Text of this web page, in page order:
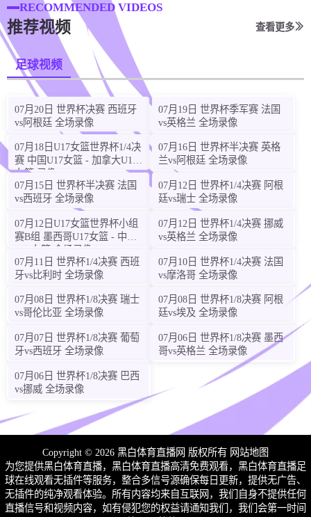
日职联
大阪樱花
-13: 47 : 53 即将开始
日职联
2026-08-08
18:00
柏太阳神 0 0 水户蜀葵
-13 47 53 即将开始
2026-08-08
18:00
名古屋鲸
-13: 47 : 53 即将开始
日职联
2026-08-08
18:00
东京FC 0 町田泽维
-13 : 47 : 53 即将开始
日职联
2026-08-08
福冈黄蜂 0 : 0 神户胜利
-13: 47 : 53 即将开始
日职乙
2026-08-08
RECOMMENDED VIDEOS
推荐视频 查看更多
足球视频
07月20日 世界杯决赛 西班牙
vs阿根廷 全场录像
07月19日 世界杯季军赛 法国
vs英格兰 全场录像
07月18日U17女篮世界杯1/4决
赛 中国U17女篮 - 加拿大U17
女篮 录像
07月16日 世界杯半决赛 英格
兰vs阿根廷 全场录像
07月15日 世界杯半决赛 法国
vs西班牙 全场录像
07月12日 世界杯1/4决赛 阿根
廷vs瑞士 全场录像
07月12日U17女篮世界杯小组
赛B组 墨西哥U17女篮 - 中国
U17女篮 全场录像
07月12日 世界杯1/4决赛 挪威
vs英格兰 全场录像
07月11日 世界杯1/4决赛 西班
牙vs比利时 全场录像
07月10日 世界杯1/4决赛 法国
vs摩洛哥 全场录像
07月08日 世界杯1/8决赛 瑞士
vs哥伦比亚 全场录像
07月08日 世界杯1/8决赛 阿根
廷vs埃及 全场录像
07月07日 世界杯1/8决赛 葡萄
牙vs西班牙 全场录像
07月06日 世界杯1/8决赛 墨西
哥vs英格兰 全场录像
07月06日 世界杯1/8决赛 巴西
vs挪威 全场录像
Copyright © 2026 黑白体育直播网 版权所有 网站地图
为您提供黑白体育直播，黑白体育直播高清免费观看，黑白体育直播足
球在线观看无插件等服务，整合多信号源确保每日更新，提供无广告、
无插件的纯净观看体验。所有内容均来自互联网，我们自身不提供任何
直播信号和视频内容，如有侵犯您的权益请通知我们，我们会第一时间